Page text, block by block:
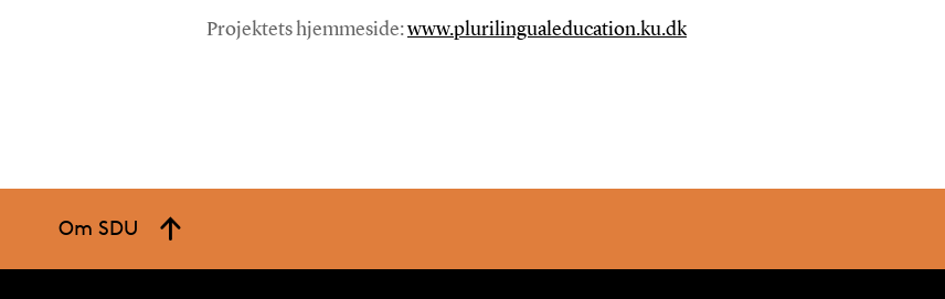
Projektets hjemmeside:www.plurilingualeducation.ku.dk
Om SDU